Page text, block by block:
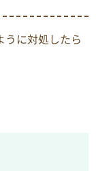
うに対処したら